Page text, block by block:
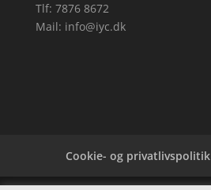
Tlf: 7876 8672
Mail: info@iyc.dk
Cookie- og privatlivspolitik